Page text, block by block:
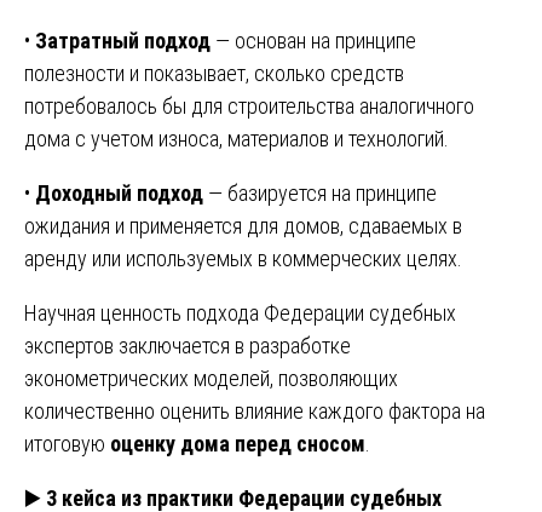
• Затратный подход — основан на принципе
полезности и показывает, сколько средств
потребовалось бы для строительства аналогичного
дома с учетом износа, материалов и технологий.
• Доходный подход — базируется на принципе
ожидания и применяется для домов, сдаваемых в
аренду или используемых в коммерческих целях.
Научная ценность подхода Федерации судебных
экспертов заключается в разработке
эконометрических моделей, позволяющих
количественно оценить влияние каждого фактора на
итоговую оценку дома перед сносом
▶️ 3 кейса из практики Федерации судебных